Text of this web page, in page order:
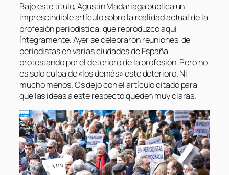
Bajo este título, Agustín Madariaga publica un
imprescindible artículo sobre la realidad actual de la
profesión periodística, que reproduzco aquí
íntegramente. Ayer se celebraron reuniones de
periodistas en varias ciudades de España
protestando por el deterioro de la profesión. Pero no
es solo culpa de «los demás» este deterioro. Ni
mucho menos. Os dejo con el artículo citado para
que las ideas a este respecto queden muy claras.